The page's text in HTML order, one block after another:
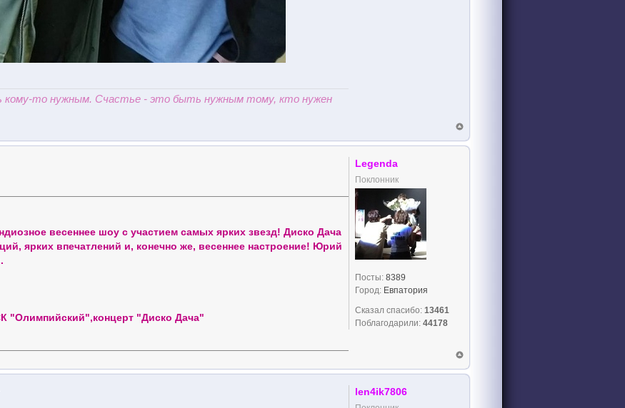
кому-то нужным. Счастье - это быть нужным тому, кто нужен
весеннее шоу с участием самых ярких звезд! Диско Дача
ярких впечатлений и, конечно же, весеннее настроение! Юрий
"Олимпийский",концерт "Диско Дача"
Legenda
Поклонник
Посты: 8389
Город: Евпатория
Сказал спасибо: 13461
Поблагодарили: 44178
len4ik7806